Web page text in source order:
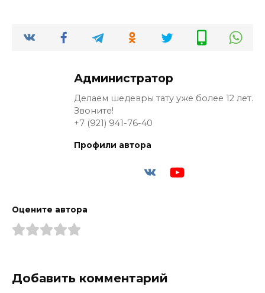
Администратор
Делаем шедевры тату уже более 12 лет.
Звоните!
+7 (921) 941-76-40
Профили автора
Оцените автора
Добавить комментарий